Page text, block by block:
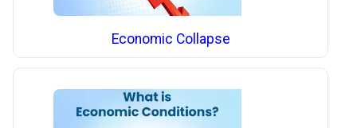
Economic Collapse